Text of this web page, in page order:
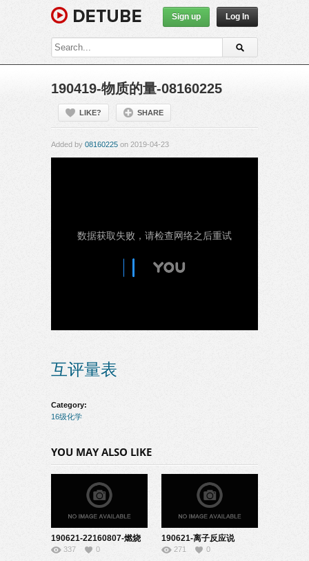
Sign up Log In
190419-物质的量-08160225
LIKE? SHARE
Added by 08160225 on 2019-04-23
互评量表
Category:
16级化学
YOU MAY ALSO LIKE
190621-22160807-燃烧
的条件说课
337 0
190621-离子反应说
课-08160225
271 0